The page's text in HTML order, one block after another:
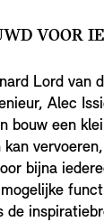
VOOR
Lord van
Alec
bouw een
bijna
de